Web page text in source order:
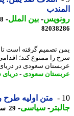
-بین الملل-28 ساعت پیش - پنجشنبه 15 مرداد 1405، 22:08
تصمیم گرفته است تا
را ممنوع کند؛ اقدامی
سعودی در دریای
سعودی-دریای سرخ
متن اولیه طرح
-سیاسی-29 ساعت پیش - پنجشنبه 15 مرداد 1405، 20:52